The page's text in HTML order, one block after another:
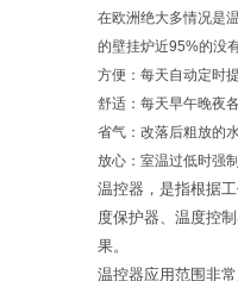
在欧洲绝大多情况是
的壁挂炉近95%的没
方便：每天自动定时
舒适：每天早午晚夜
省气：改落后粗放的
放心：室温过低时强
温控器，是指根据
度保护器、温度控
果。
温控器应用范围非